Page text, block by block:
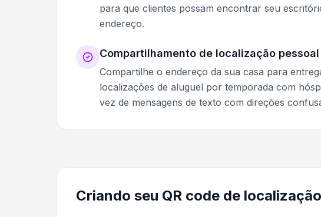
para que clientes possam encontrar seu
endereço.
Compartilhamento de localização pessoal
Compartilhe o endereço da sua casa para
localizações de aluguel por temporada com
vez de mensagens de texto com direções
Criando seu QR code de